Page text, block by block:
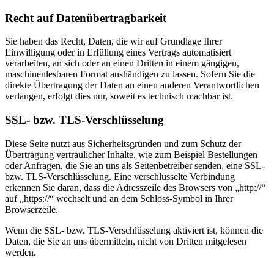
Recht auf Daten­übertrag­barkeit
Sie haben das Recht, Daten, die wir auf Grundlage Ihrer
Einwilligung oder in Erfüllung eines Vertrags automatisiert
verarbeiten, an sich oder an einen Dritten in einem gängigen,
maschinenlesbaren Format aushändigen zu lassen. Sofern Sie die
direkte Übertragung der Daten an einen anderen Verantwortlichen
verlangen, erfolgt dies nur, soweit es technisch machbar ist.
SSL- bzw. TLS-Verschlüsselung
Diese Seite nutzt aus Sicherheitsgründen und zum Schutz der
Übertragung vertraulicher Inhalte, wie zum Beispiel Bestellungen
oder Anfragen, die Sie an uns als Seitenbetreiber senden, eine SSL-
bzw. TLS-Verschlüsselung. Eine verschlüsselte Verbindung
erkennen Sie daran, dass die Adresszeile des Browsers von „http://“
auf „https://“ wechselt und an dem Schloss-Symbol in Ihrer
Browserzeile.
Wenn die SSL- bzw. TLS-Verschlüsselung aktiviert ist, können die
Daten, die Sie an uns übermitteln, nicht von Dritten mitgelesen
werden.